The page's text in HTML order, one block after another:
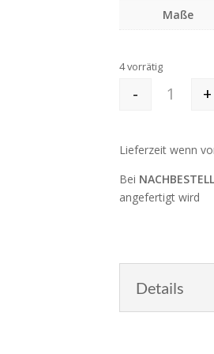
Maße
4 vorrätig
- +
Lieferzeit wenn
Bei
angefertigt wird
Details